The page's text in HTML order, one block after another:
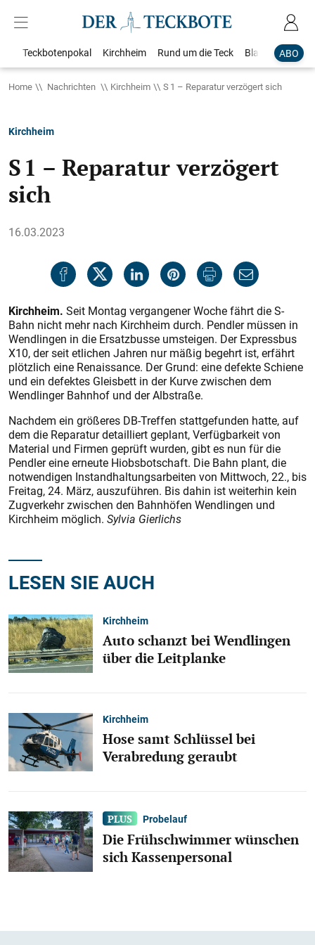
ABO
Teckbotenpokal Kirchheim Rund um die Teck Blaulicht
Home Nachrichten Kirchheim S 1 – Reparatur verzögert sich
Kirchheim
S 1 – Reparatur verzögert
sich
16.03.2023
Kirchheim. Seit Montag vergangener Woche fährt die S-
Bahn nicht mehr nach Kirchheim durch. Pendler müssen in
Wendlingen in die Ersatzbusse umsteigen. Der Expressbus
X10, der seit etlichen Jahren nur mäßig begehrt ist, erfährt
plötzlich eine Renaissance. Der Grund: eine defekte Schiene
und ein defektes Gleisbett in der Kurve zwischen dem
Wendlinger Bahnhof und der Albstraße.
Nachdem ein größeres DB-Treffen stattgefunden hatte, auf
dem die Reparatur detailliert geplant, Verfügbarkeit von
Material und Firmen geprüft wurden, gibt es nun für die
Pendler eine erneute Hiobsbotschaft. Die Bahn plant, die
notwendigen Instandhaltungsarbeiten von Mittwoch, 22., bis
Freitag, 24. März, auszuführen. Bis dahin ist weiterhin kein
Zugverkehr zwischen den Bahnhöfen Wendlingen und
Kirchheim möglich. Sylvia Gierlichs
LESEN SIE AUCH
Kirchheim
Auto schanzt bei Wendlingen
über die Leitplanke
Kirchheim
Hose samt Schlüssel bei
Verabredung geraubt
Probelauf
Die Frühschwimmer wünschen
sich Kassenpersonal